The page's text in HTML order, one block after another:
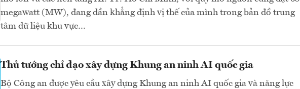
megawatt (MW), đang dần khẳng định vị thế của mình trong bản đồ trung
tâm dữ liệu khu vực…
Thủ tướng chỉ đạo xây dựng Khung an ninh AI quốc gia
Bộ Công an được yêu cầu xây dựng Khung an ninh AI quốc gia và năng lực